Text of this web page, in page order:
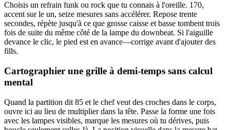
Choisis un refrain funk ou rock que tu connais à l'oreille. 170,
accent sur le un, seize mesures sans accélérer. Repose trente
secondes, répète jusqu'à ce que grosse caisse et basse tombent trois
fois de suite du même côté de la lampe du downbeat. Si l'aiguille
devance le clic, le pied est en avance—corrige avant d'ajouter des
fills.
Cartographier une grille à demi-temps sans calcul
mental
Quand la partition dit 85 et le chef veut des croches dans le corps,
ouvre ici au lieu de multiplier dans la tête. Passe la forme une fois
avec les lampes visibles, marque les mesures où tu dérives, puis